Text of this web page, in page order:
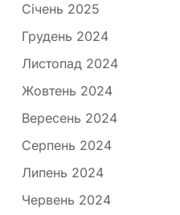
Січень 2025
Грудень 2024
Листопад 2024
Жовтень 2024
Вересень 2024
Серпень 2024
Липень 2024
Червень 2024